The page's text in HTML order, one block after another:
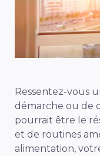
Ressentez-vous
démarche ou de
pourrait être le
et de routines
alimentation,